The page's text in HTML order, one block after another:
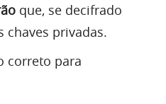
que, se decifrado
privadas.
correto para